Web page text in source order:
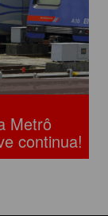
Metrô
continua!